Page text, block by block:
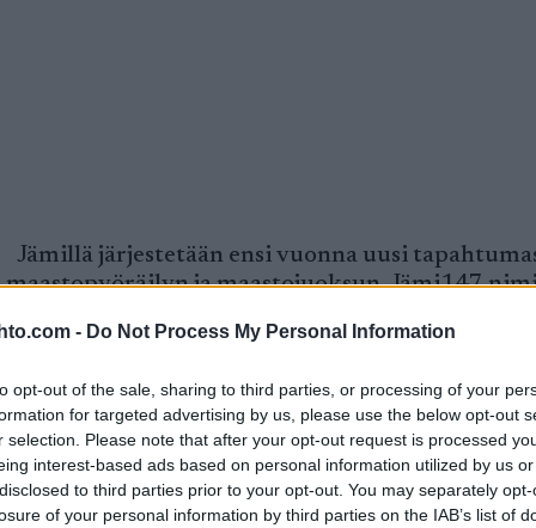
- Do Not Process My Personal Information
opt-out of the sale, sharing to third parties, or processing of your
for targeted advertising by us, please use the below opt-out
selection. Please note that after your opt-out request is processed
interest-based ads based on personal information utilized by us
to third parties prior to your opt-out. You may separately
of your personal information by third parties on the IAB’s list of
Jämillä järjestetään ensi vuonna uusi
ja maastojuoksun. Jämi147
tapahtuma on oma erillinen kilpailunsa,
sisällään kaikki lajit.
ry, joka on kokenut kilpailuiden järjestäjä.
suurimpana Jukolan Viesti vuonna 2004,
tapahtumiin ja siihen, että tapahtumilla